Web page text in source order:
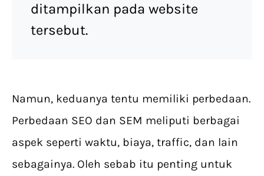
ditampilkan pada website
tersebut.
Namun, keduanya tentu memiliki perbedaan.
Perbedaan SEO dan SEM meliputi berbagai
aspek seperti waktu, biaya, traffic, dan lain
sebagainya. Oleh sebab itu penting untuk